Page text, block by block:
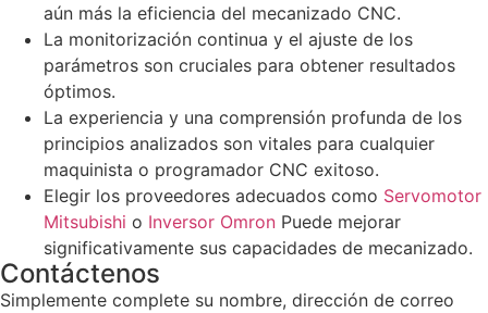
aún más la eficiencia del mecanizado CNC.
La monitorización continua y el ajuste de los
parámetros son cruciales para obtener resultados
óptimos.
La experiencia y una comprensión profunda de los
principios analizados son vitales para cualquier
maquinista o programador CNC exitoso.
Elegir los proveedores adecuados como Servomotor
Mitsubishi o Inversor Omron Puede mejorar
significativamente sus capacidades de mecanizado.
Contáctenos
Simplemente complete su nombre, dirección de correo